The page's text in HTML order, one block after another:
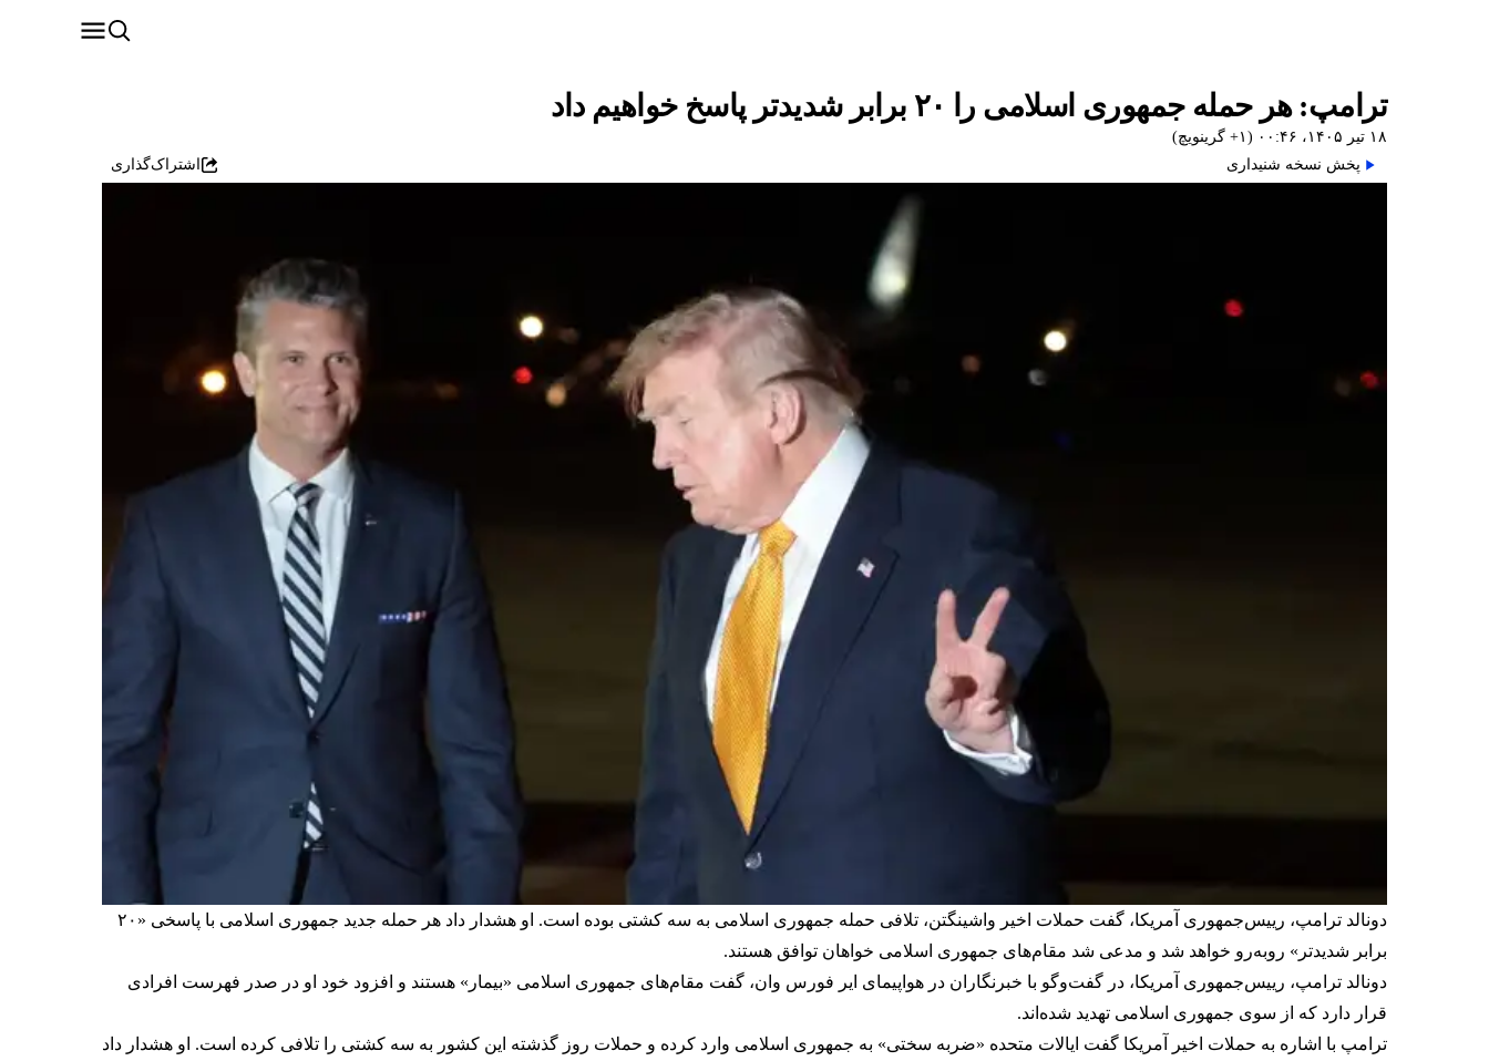
ترامپ: هر حمله جمهوری اسلامی را ۲۰ برابر شدیدتر پاسخ خواهیم داد
۱۸ تیر ۱۴۰۵، ۰۰:۴۶ (‎+۱ گرینویچ)
پخش نسخه شنیداری
اشتراک‌گذاری
دونالد ترامپ، رییس‌جمهوری آمریکا، گفت حملات اخیر واشینگتن، تلافی حمله جمهوری اسلامی به سه کشتی بوده است. او هشدار داد هر حمله جدید جمهوری اسلامی با پاسخی «۲۰
برابر شدیدتر» روبه‌رو خواهد شد و مدعی شد مقام‌های جمهوری اسلامی خواهان توافق هستند.
دونالد ترامپ، رییس‌جمهوری آمریکا، در گفت‌وگو با خبرنگاران در هواپیمای ایر فورس وان، گفت مقام‌های جمهوری اسلامی «بیمار» هستند و افزود خود او در صدر فهرست افرادی
قرار دارد که از سوی جمهوری اسلامی تهدید شده‌اند.
ترامپ با اشاره به حملات اخیر آمریکا گفت ایالات متحده «ضربه سختی» به جمهوری اسلامی وارد کرده و حملات روز گذشته این کشور به سه کشتی را تلافی کرده است. او هشدار داد